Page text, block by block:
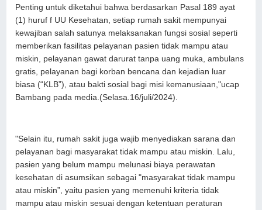
Penting untuk diketahui bahwa berdasarkan Pasal 189 ayat
(1) huruf f UU Kesehatan, setiap rumah sakit mempunyai
kewajiban salah satunya melaksanakan fungsi sosial seperti
memberikan fasilitas pelayanan pasien tidak mampu atau
miskin, pelayanan gawat darurat tanpa uang muka, ambulans
gratis, pelayanan bagi korban bencana dan kejadian luar
biasa (“KLB”), atau bakti sosial bagi misi kemanusiaan,"ucap
Bambang pada media.(Selasa.16/juli/2024).
"Selain itu, rumah sakit juga wajib menyediakan sarana dan
pelayanan bagi masyarakat tidak mampu atau miskin. Lalu,
pasien yang belum mampu melunasi biaya perawatan
kesehatan di asumsikan sebagai "masyarakat tidak mampu
atau miskin”, yaitu pasien yang memenuhi kriteria tidak
mampu atau miskin sesuai dengan ketentuan peraturan